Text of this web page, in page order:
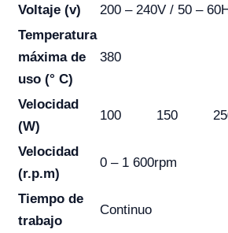
Voltaje (v)
200 – 240V / 50 –
Temperatura
máxima de
uso (° C)
380
Velocidad
(W)
100 150
Velocidad
(r.p.m)
0 – 1 600rpm
Tiempo de
trabajo
Continuo